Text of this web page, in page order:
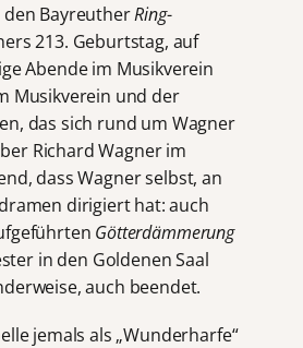
den BayreutherRing-
213. Geburtstag, auf
Abende im Musikverein
Musikverein und der
das sich rund um Wagner
Richard Wagner im
dass Wagner selbst, an
dirigiert hat: auch
Götterdämmerung
in den Goldenen Saal
auch beendet.
jemals als „Wunderharfe“